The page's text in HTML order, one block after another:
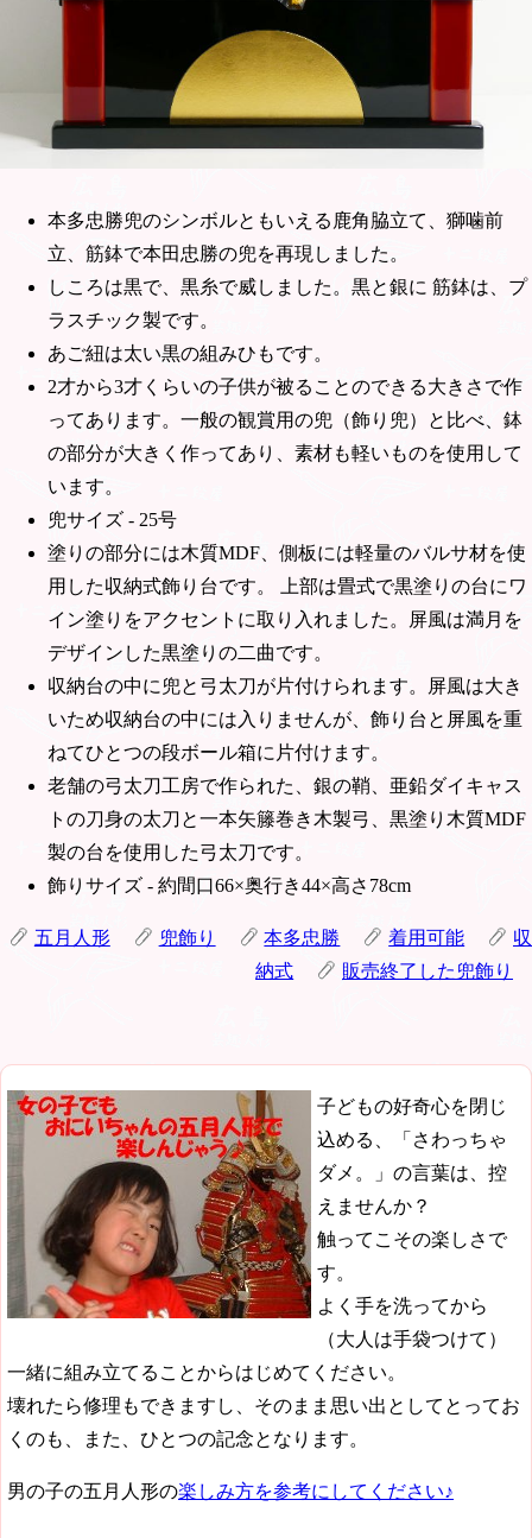
本多忠勝兜のシンボルともいえる鹿角脇立て、獅噛前
立、筋鉢で本田忠勝の兜を再現しました。
しころは黒で、黒糸で威しました。黒と銀に 筋鉢は、プ
ラスチック製です。
あご紐は太い黒の組みひもです。
2才から3才くらいの子供が被ることのできる大きさで作
ってあります。一般の観賞用の兜（飾り兜）と比べ、鉢
の部分が大きく作ってあり、素材も軽いものを使用して
います。
兜サイズ - 25号
塗りの部分には木質MDF、側板には軽量のバルサ材を使
用した収納式飾り台です。 上部は畳式で黒塗りの台にワ
イン塗りをアクセントに取り入れました。屏風は満月を
デザインした黒塗りの二曲です。
収納台の中に兜と弓太刀が片付けられます。屏風は大き
いため収納台の中には入りませんが、飾り台と屏風を重
ねてひとつの段ボール箱に片付けます。
老舗の弓太刀工房で作られた、銀の鞘、亜鉛ダイキャス
トの刀身の太刀と一本矢籐巻き木製弓、黒塗り木質MDF
製の台を使用した弓太刀です。
飾りサイズ - 約間口66×奥行き44×高さ78cm
五月人形 兜飾り 本多忠勝 着用可能
収
納式
販売終了した兜飾り
子どもの好奇心を閉じ
込める、「さわっちゃ
ダメ。」の言葉は、控
えませんか？
触ってこその楽しさで
す。
よく手を洗ってから
（大人は手袋つけて）
一緒に組み立てることからはじめてください。
壊れたら修理もできますし、そのまま思い出としてとってお
くのも、また、ひとつの記念となります。
男の子の五月人形の楽しみ方を参考にしてください♪